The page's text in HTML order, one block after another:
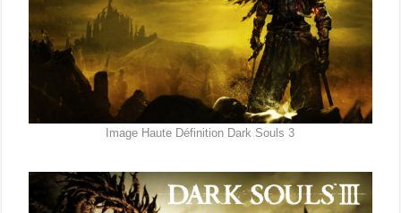
Image Haute Définition Dark Souls 3